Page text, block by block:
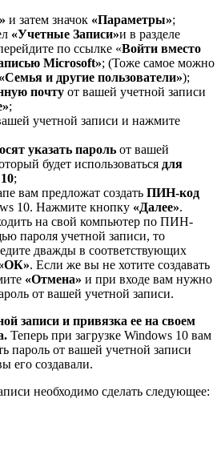
и затем значок «Параметры»;
«Учетные Записи»и в разделе
по ссылке «Войти вместо
Microsoft»; (Тоже самое можно
«Семья и другие пользователи»);
почту от вашей учетной записи
;
учетной записи и нажмите
указать пароль от вашей
будет использоваться для
;
вам предложат создать ПИН-код
10. Нажмите кнопку «Далее».
на свой компьютер по ПИН-
пароля учетной записи, то
дважды в соответствующих
. Если же вы не хотите создавать
«Отмена» и при входе вам нужно
от вашей учетной записи.
записи и привязка ее на своем
Теперь при загрузке Windows 10 вам
пароль от вашей учетной записи
его создавали.
необходимо сделать следующее: